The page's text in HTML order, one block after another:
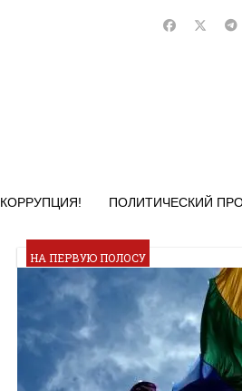
КОРРУПЦИЯ! ПОЛИТИЧЕСКИЙ
НА ПЕРВУЮ ПОЛОСУ